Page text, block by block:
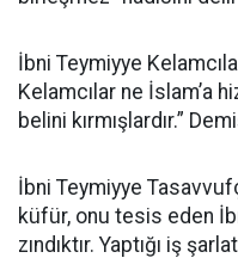
İbni Teymiyye
Kelamcılar ne İslam’a
belini kırmışlardır.”
İbni Teymiyye
küfür, onu tesis eden
zındıktır. Yaptığı iş